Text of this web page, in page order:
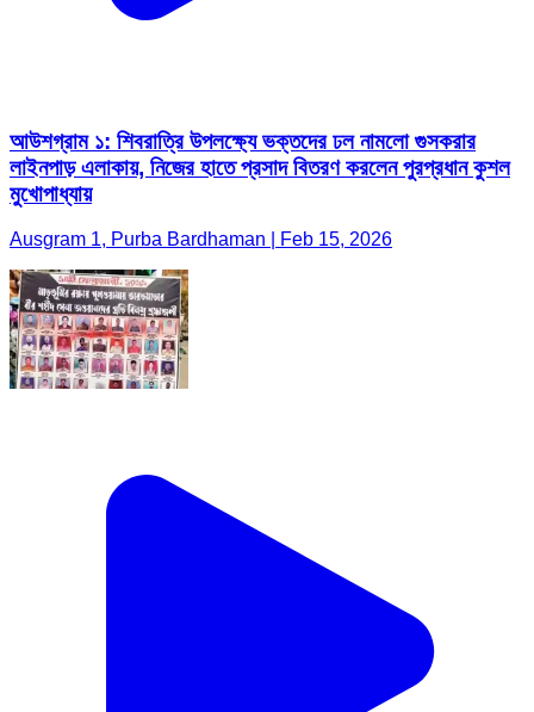
আউশগ্রাম ১: শিবরাত্রি উপলক্ষ্যে ভক্তদের ঢল নামলো গুসকরার
লাইনপাড় এলাকায়, নিজের হাতে প্রসাদ বিতরণ করলেন পুরপ্রধান কুশল
মুখোপাধ্যায়
Ausgram 1, Purba Bardhaman | Feb 15, 2026